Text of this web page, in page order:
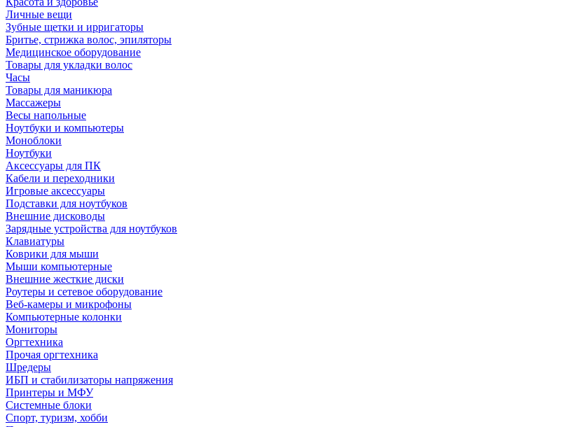
Личные вещи
Зубные щетки и ирригаторы
Бритье, стрижка волос, эпиляторы
Медицинское оборудование
Товары для укладки волос
Часы
Товары для маникюра
Массажеры
Весы напольные
Ноутбуки и компьютеры
Моноблоки
Ноутбуки
Аксессуары для ПК
Кабели и переходники
Игровые аксессуары
Подставки для ноутбуков
Внешние дисководы
Зарядные устройства для ноутбуков
Клавиатуры
Коврики для мыши
Мыши компьютерные
Внешние жесткие диски
Роутеры и сетевое оборудование
Веб-камеры и микрофоны
Компьютерные колонки
Мониторы
Оргтехника
Прочая оргтехника
Шредеры
ИБП и стабилизаторы напряжения
Принтеры и МФУ
Системные блоки
Спорт, туризм, хобби